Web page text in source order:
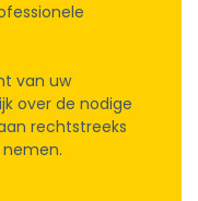
van uw
over de nodige
rechtstreeks